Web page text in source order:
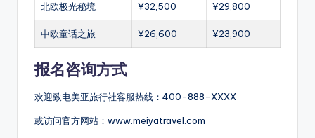
北欧极光秘境 ¥32,500 ¥29,800
中欧童话之旅 ¥26,600 ¥23,900
报名咨询方式
欢迎致电美亚旅行社客服热线：400-888-XXXX
或访问官方网站：www.meiyatravel.com